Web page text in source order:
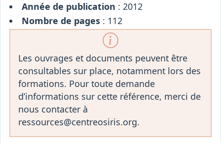
Année de publication : 2012
Nombre de pages: 112
Les ouvrages et documents peuvent être
consultables sur place, notamment lors des
formations. Pour toute demande
d’informations sur cette référence, merci de
nous contacter à
ressources@centreosiris.org.